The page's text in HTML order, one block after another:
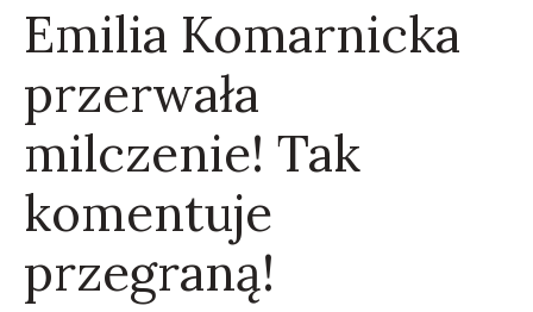
Emilia Komarnicka
przerwała
milczenie! Tak
komentuje
przegraną!